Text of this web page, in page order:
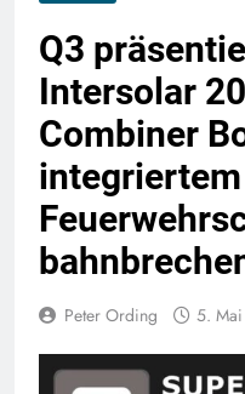
Q3
Intersolar
Combiner
integriertem
Peter Ording 5.